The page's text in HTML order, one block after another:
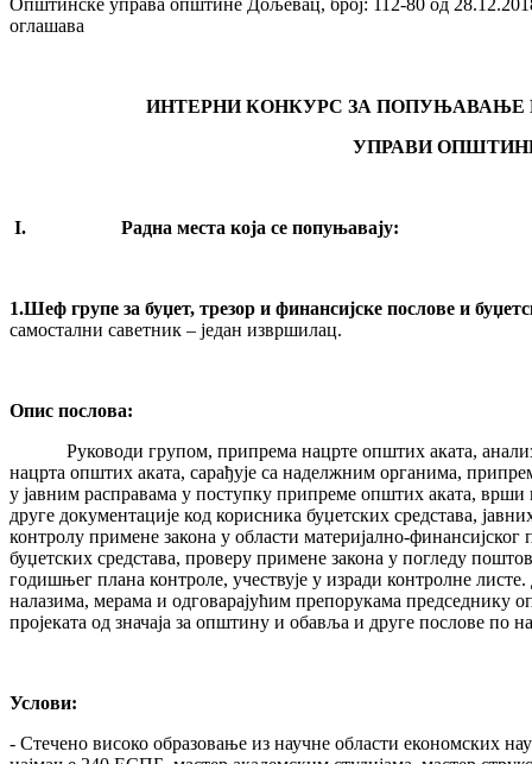
оглашава
ИНТЕРНИ КОНКУРС ЗА ПОПУЊАВАЊЕ
УПРАВИ
I. Радна места која се попуњавају:
1.Шеф групе за буџет, трезор и финансијске послове и
самостални саветник – један извршилац.
Опис послова:
Руководи групом, припрема нацрте општих аката,
нацрта општих аката, сарађује са наделжним органима,
у јавним расправама у поступку припреме општих аката,
друге документације код корисника буџетских средстава,
контролу примене закона у области материјално-
буџетских средстава, проверу примене закона у погледу
годишњег плана контроле, учествује у изради контролне
налазима, мерама и одговарајућим препорукама председнику
пројеката од значаја за општину и обавља и друге послове
Услови:
- Стечено високо образовање из научне области економских